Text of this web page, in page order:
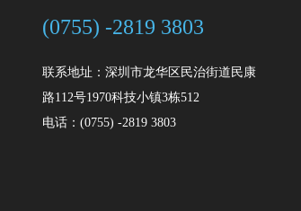
联系地址：深圳市龙华区民治街道民康
路112号1970科技小镇3栋512
电话：(0755) -2819 3803
(0755) -2819 3803